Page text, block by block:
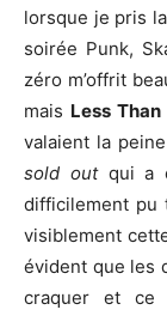
lorsque je pris
soirée Punk,
zéro m’offrit
mais Less
valaient la
sold outqui a
difficilement pu
visiblement
évident que les
craquer et ce